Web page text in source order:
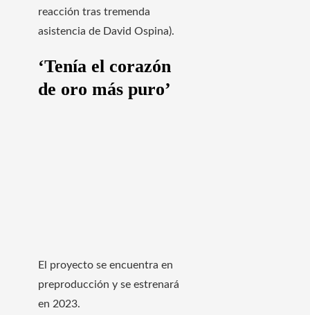
reacción tras tremenda
asistencia de David Ospina).
‘Tenía el corazón
de oro más puro’
El proyecto se encuentra en
preproducción y se estrenará
en 2023.